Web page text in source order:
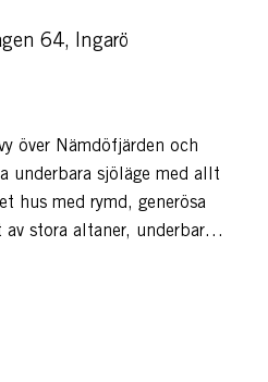
64, Ingarö
över Nämdöfjärden och
underbara sjöläge med allt
hus med rymd, generösa
stora altaner, underbar
tomten.
upp fastigheten från tidig